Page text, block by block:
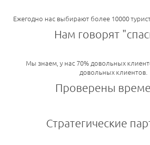
Ежегодно нас выбирают более 10000
Нам говорят
Мы знаем, у нас 70% довольных
довольных клиентов.
Проверены
Стратегические